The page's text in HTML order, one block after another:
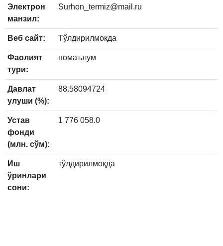
Электрон
манзил:
Surhon_termiz@mail.ru
Веб сайт: Тўлдирилмоқда
Фаолият
тури:
номаълум
Давлат
улуши (%):
88.58094724
Устав
фонди
(млн. сўм):
1 776 058.0
Иш
ўринлари
сони:
тўлдирилмоқда